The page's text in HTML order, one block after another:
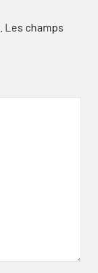
Les champs